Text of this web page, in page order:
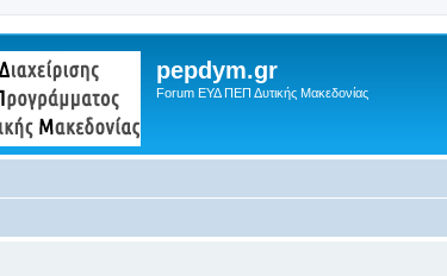
pepdym.gr
Forum ΕΥΔ ΠΕΠ Δυτικής Μακεδονίας